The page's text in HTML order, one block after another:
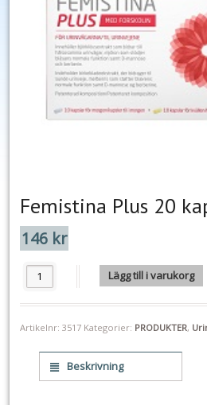
Femistina Plus 20
146 kr
Femistina Plus 20 kapslar mängd
Lägg till i varukorg
Artikelnr: 3517 Kategorier: PRODUKTER,
Beskrivning